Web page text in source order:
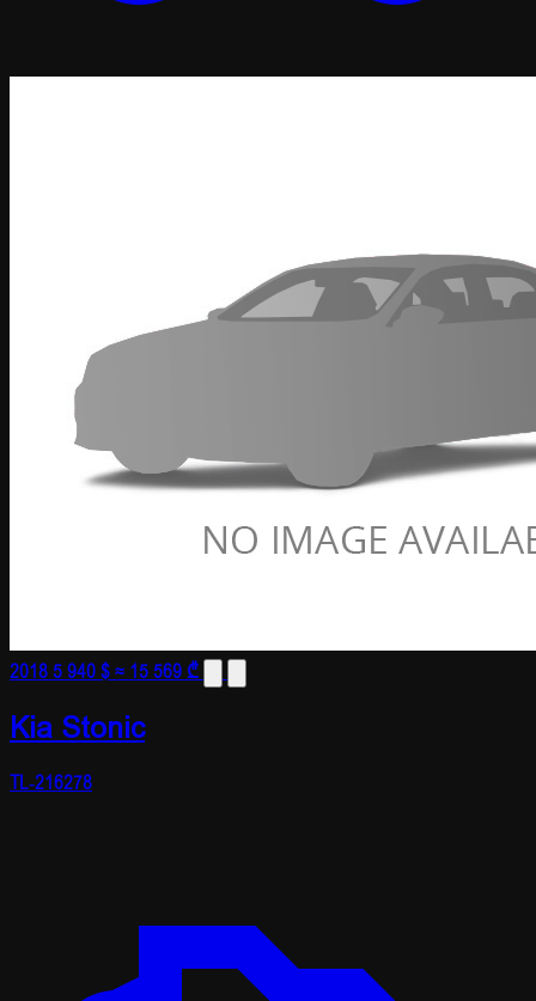
20185 940 $≈ 15 569 ₾
Kia Stonic
TL-216278